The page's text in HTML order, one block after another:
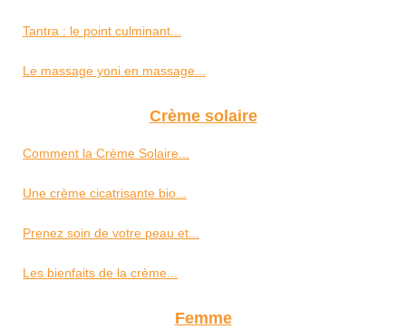
Tantra : le point culminant...
Le massage yoni en massage...
Crème solaire
Comment la Crème Solaire...
Une crème cicatrisante bio...
Prenez soin de votre peau et...
Les bienfaits de la crème...
Femme